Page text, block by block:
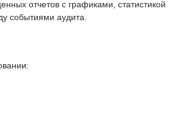
отчетов с графиками, статистикой
событиями аудита.